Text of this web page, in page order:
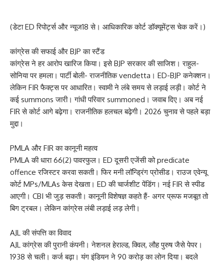
(डेटा ED रिपोर्ट्स और न्यूज18 से। आधिकारिक कोर्ट डॉक्यूमेंट्स चेक करें।)
कांग्रेस की सफाई और BJP का स्टैंड
कांग्रेस ने हर आरोप खारिज किया। इसे BJP सरकार की साजिश। राहुल-
सोनिया पर हमला। पार्टी बोली- राजनीतिक vendetta। ED-BJP कनेक्शन।
लेकिन FIR फैक्ट्स पर आधारित। स्वामी ने लंबे समय से लड़ाई लड़ी। कोर्ट ने
कई summons जारी। गांधी परिवार summoned। जवाब दिए। अब नई
FIR से कोर्ट आगे बढ़ेगा। राजनीतिक हलचल बढ़ेगी। 2026 चुनाव से पहले बड़ा
मुद्दा।
PMLA और FIR का कानूनी महत्व
PMLA की धारा 66(2) पावरफुल। ED दूसरी एजेंसी को predicate
offence रजिस्टर करवा सकती। फिर मनी लॉन्ड्रिंग प्रोसीड। राउज एवेन्यू
कोर्ट MPs/MLAs केस देखता। ED की चार्जशीट पेंडिंग। नई FIR से स्पीड
आएगी। CBI भी जुड़ सकती। कानूनी विशेषज्ञ कहते हैं- अगर प्रूफ मजबूत तो
बिग ट्रबल। लेकिन कांग्रेस लंबी लड़ाई लड़ लेगी।
AJL की संपत्ति का विवाद
AJL कांग्रेस की पुरानी कंपनी। नेशनल हेराल्ड, क्विल, लौह पुरुष जैसे पेपर।
1938 से चली। कर्ज बढ़ा। यंग इंडियन ने 90 करोड़ का लोन दिया। बदले